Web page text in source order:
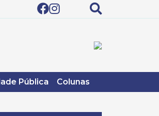
Pública Colunas